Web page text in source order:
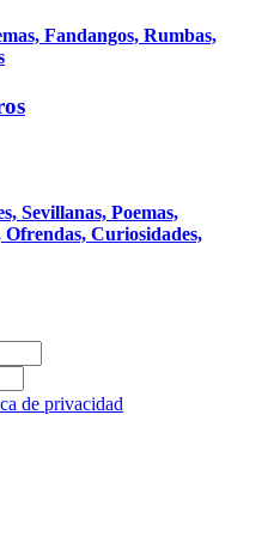
Fandangos, Rumbas,
Sevillanas, Poemas,
Curiosidades,
de privacidad